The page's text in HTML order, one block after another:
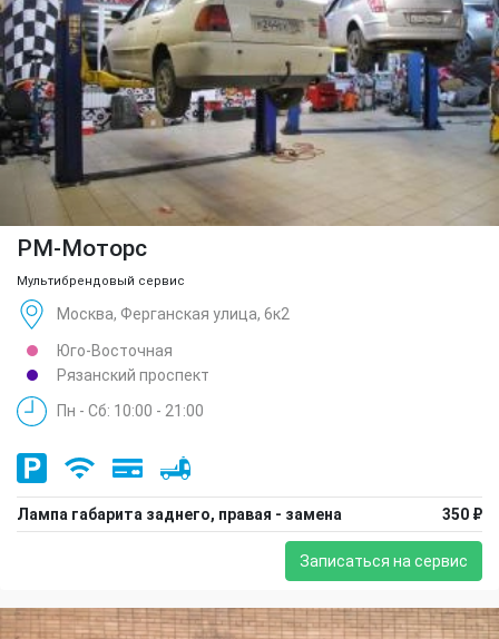
РМ-Моторс
Мультибрендовый сервис
Москва, Ферганская улица, 6к2
Юго-Восточная
Рязанский проспект
Пн - Сб: 10:00 - 21:00
Лампа габарита заднего, правая - замена 350 ₽
Записаться на сервис